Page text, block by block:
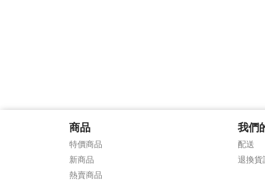
商品
特價商品
新商品
熱賣商品
我們
配送
退換貨